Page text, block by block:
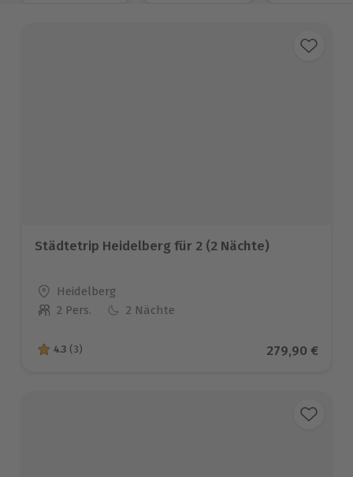
Städtetrip Heidelberg für 2 (2 Nächte)
Standort
Heidelberg
Anzahl der Teilnehmer
2 Pers. 2 Nächte
4.3 von 5 Sternen basierend auf 3 Bewertungen
4.3 (3) Aktueller
279,90 €